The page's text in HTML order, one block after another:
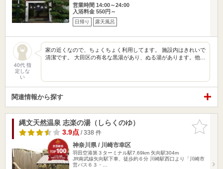
営業時間 14:00～24:00
入浴料金 550円～
日帰り 露天風呂
40代 指
定しな
い
家の近くなので、ちょくちょく利用してます。 施設内はきれいで
清潔です。 大田区の有名な黒湯があり、ぬる湯があります。他…
関連情報から探す
お気に入
りに追加
縄文天然温泉 志楽の湯（しらくのゆ）
3.9点/ 338 件
神奈川県 / 川崎市幸区
羽田空港第３ターミナル駅7.69km 矢向駅304m
JR南武線矢向駅下車、徒歩約６分 川崎駅西口より「川崎市
営バス６３・…